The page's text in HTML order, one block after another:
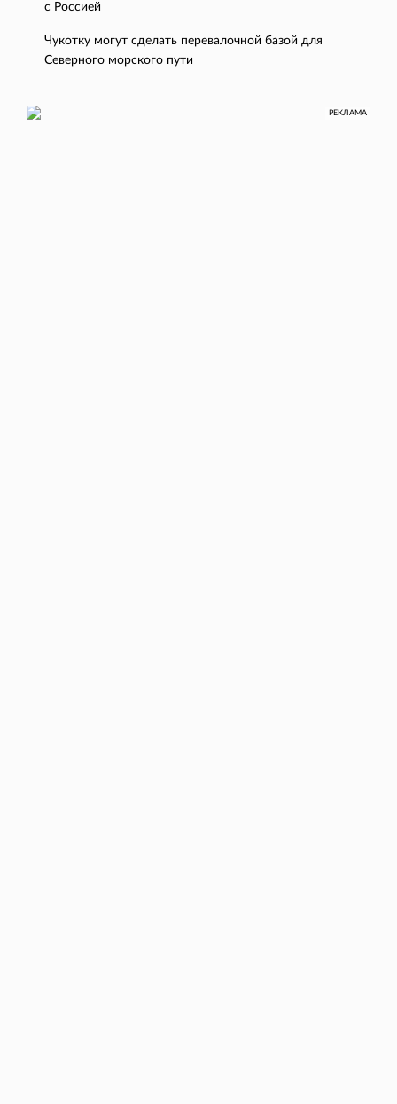
с Россией
Чукотку могут сделать перевалочной базой для
Северного морского пути
РЕКЛАМА